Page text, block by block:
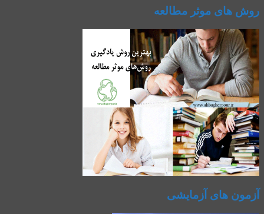
روش های موثر مطالعه
آزمون های آزمایشی